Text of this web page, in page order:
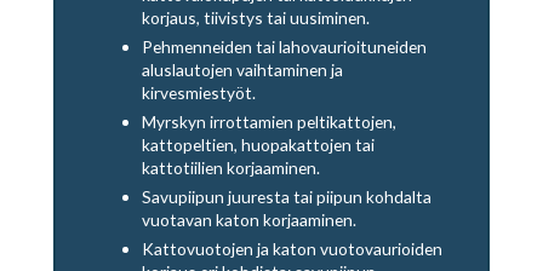
korjaus, tiivistys tai uusiminen.
Pehmenneiden tai lahovaurioituneiden
aluslautojen vaihtaminen ja
kirvesmiestyöt.
Myrskyn irrottamien peltikattojen,
kattopeltien, huopakattojen tai
kattotiilien korjaaminen.
Savupiipun juuresta tai piipun kohdalta
vuotavan katon korjaaminen.
Kattovuotojen ja katon vuotovaurioiden